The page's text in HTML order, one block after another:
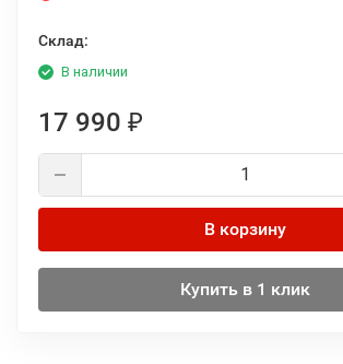
Склад:
В наличии
17 990 ₽
В корзину
Купить в 1 клик